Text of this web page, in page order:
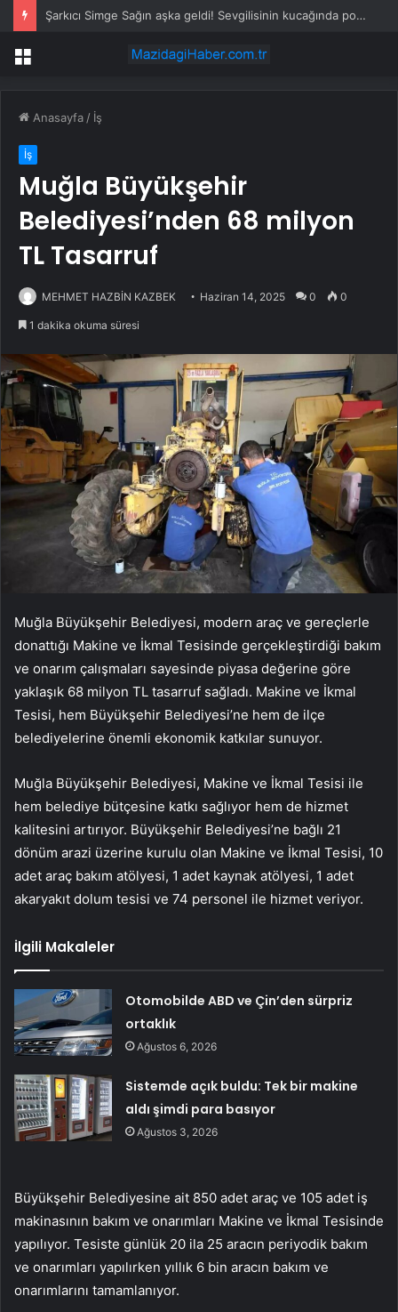
Şarkıcı Simge Sağın aşka geldi! Sevgilisinin kucağında poz verdi
Menü
Anasayfa / İş
İş
Muğla Büyükşehir
Belediyesi’nden 68 milyon
TL Tasarruf
MEHMET HAZBİN KAZBEK Haziran 14, 2025 0 0
1 dakika okuma süresi
Muğla Büyükşehir Belediyesi, modern araç ve gereçlerle
donattığı Makine ve İkmal Tesisinde gerçekleştirdiği bakım
ve onarım çalışmaları sayesinde piyasa değerine göre
yaklaşık 68 milyon TL tasarruf sağladı. Makine ve İkmal
Tesisi, hem Büyükşehir Belediyesi’ne hem de ilçe
belediyelerine önemli ekonomik katkılar sunuyor.
Muğla Büyükşehir Belediyesi, Makine ve İkmal Tesisi ile
hem belediye bütçesine katkı sağlıyor hem de hizmet
kalitesini artırıyor. Büyükşehir Belediyesi’ne bağlı 21
dönüm arazi üzerine kurulu olan Makine ve İkmal Tesisi, 10
adet araç bakım atölyesi, 1 adet kaynak atölyesi, 1 adet
akaryakıt dolum tesisi ve 74 personel ile hizmet veriyor.
İlgili Makaleler
Otomobilde ABD ve Çin’den sürpriz
ortaklık
Ağustos 6, 2026
Sistemde açık buldu: Tek bir makine
aldı şimdi para basıyor
Ağustos 3, 2026
Büyükşehir Belediyesine ait 850 adet araç ve 105 adet iş
makinasının bakım ve onarımları Makine ve İkmal Tesisinde
yapılıyor. Tesiste günlük 20 ila 25 aracın periyodik bakım
ve onarımları yapılırken yıllık 6 bin aracın bakım ve
onarımlarını tamamlanıyor.